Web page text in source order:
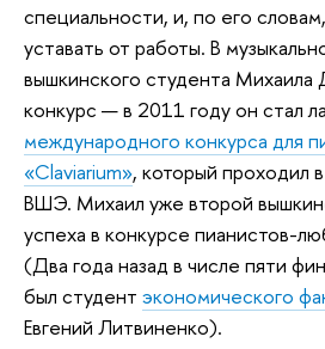
специальности, и, по его
уставать от работы. В
вышкинского студента Михаила
конкурс — в 2011 году он стал
международного конкурса для
«Claviarium», который проходил
ВШЭ. Михаил уже второй
успеха в конкурсе пианистов-
(Два года назад в числе пяти
был студент экономического
Евгений Литвиненко).